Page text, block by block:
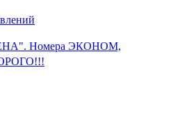
Номера ЭКОНОМ,